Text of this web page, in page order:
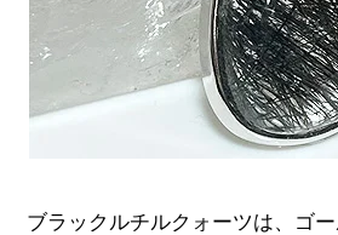
ブラックルチルクォーツは、ゴ